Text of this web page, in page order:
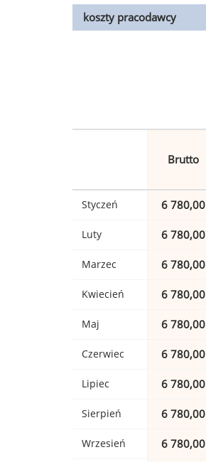
koszty pracodawcy
Brutto
Styczeń 6 780,00
Luty 6 780,00
Marzec 6 780,00
Kwiecień 6 780,00
Maj 6 780,00
Czerwiec 6 780,00
Lipiec 6 780,00
Sierpień 6 780,00
Wrzesień 6 780,00